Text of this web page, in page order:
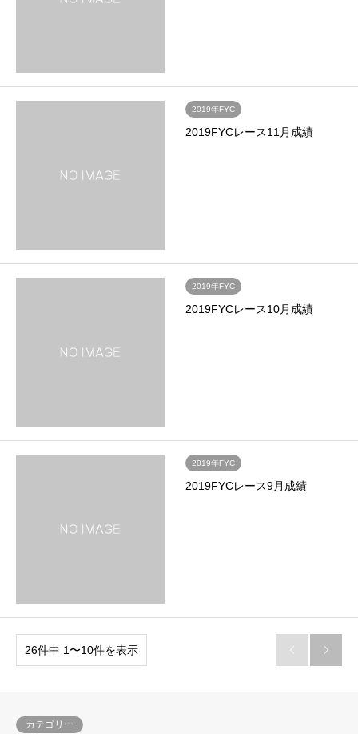
2019年FYC
2019FYCレース11月成績
2019年FYC
2019FYCレース10月成績
2019年FYC
2019FYCレース9月成績
26件中 1〜10件を表示  
カテゴリー